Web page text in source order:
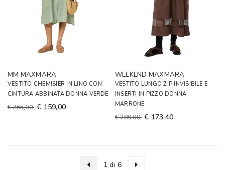
MM MAXMARA
VESTITO CHEMISIER IN LINO CON
CINTURA ABBINATA DONNA VERDE
€ 265,00 € 159,00
WEEKEND MAXMARA
VESTITO LUNGO ZIP INVISIBILE E
INSERTI IN PIZZO DONNA
MARRONE
€ 289,00 € 173,40
1 di 6